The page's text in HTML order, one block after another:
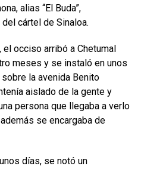
alias “El Buda”,
cártel de Sinaloa.
occiso arribó a Chetumal
meses y se instaló en unos
la avenida Benito
aislado de la gente y
persona que llegaba a verlo
se encargaba de
días, se notó un